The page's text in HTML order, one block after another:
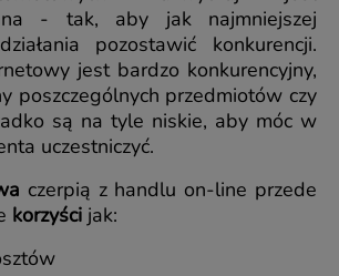
- tak, aby jak najmniejszej
pozostawić konkurencji.
jest bardzo konkurencyjny,
poszczególnych przedmiotów czy
są na tyle niskie, aby móc w
uczestniczyć.
czerpią z handlu on-line przede
korzyści jak: